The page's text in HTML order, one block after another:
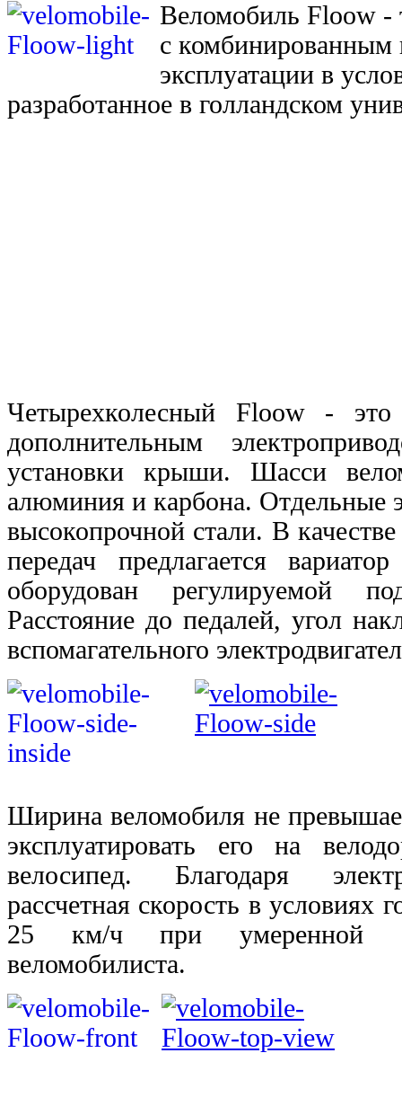
Веломобиль Floow -
с комбинированным
эксплуатации в
разработанное в голландском
Четырехколесный Floow -
дополнительным
установки крыши. Шасси
алюминия и карбона. Отдельные
высокопрочной стали. В
передач предлагается
оборудован регулируемой
Расстояние до педалей, угол
вспомагательного
Ширина веломобиля не
эксплуатировать его на
велосипед. Благодаря
рассчетная скорость в условиях
25 км/ч при умеренной
веломобилиста.